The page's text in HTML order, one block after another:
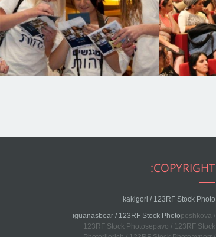
COPYRIGHT:
kakigori / 123RF Stock Photo
iguanasbear / 123RF Stock Photopeshkova /
123RF Stock Photosepavo / 123RF Stock